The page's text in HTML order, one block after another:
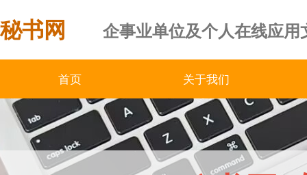
首页 关于我们
企事业单位及个人在线应用
秘书网